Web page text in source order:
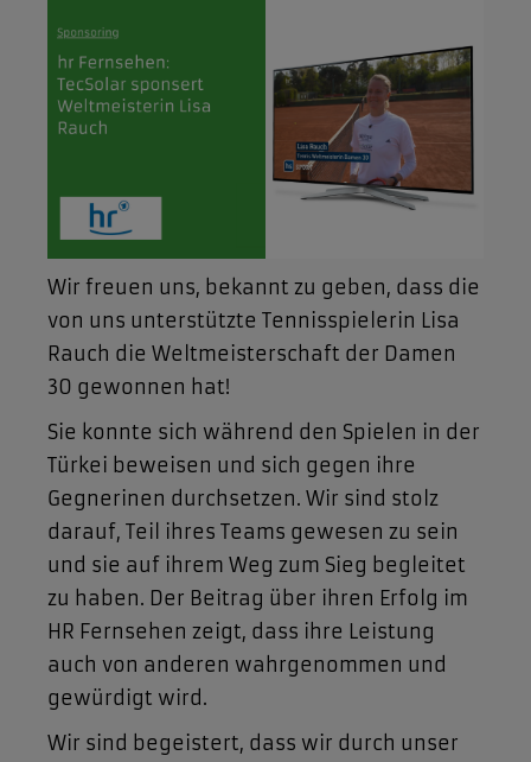
Wir freuen uns, bekannt zu geben, dass die
von uns unterstützte Tennisspielerin Lisa
Rauch die Weltmeisterschaft der Damen
30 gewonnen hat!
Sie konnte sich während den Spielen in der
Türkei beweisen und sich gegen ihre
Gegnerinen durchsetzen. Wir sind stolz
darauf, Teil ihres Teams gewesen zu sein
und sie auf ihrem Weg zum Sieg begleitet
zu haben. Der Beitrag über ihren Erfolg im
HR Fernsehen zeigt, dass ihre Leistung
auch von anderen wahrgenommen und
gewürdigt wird.
Wir sind begeistert, dass wir durch unser